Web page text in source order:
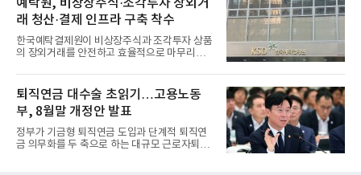
예탁원, 비상장주식·조각투자 장외거
래 청산·결제 인프라 구축 착수
한국예탁결제원이 비상장주식과 조각투자 상품
의 장외거래를 안전하고 효율적으로 마무리하기
퇴직연금 대수술 초읽기…고용노동
부, 8월말 개정안 발표
정부가 기금형 퇴직연금 도입과 단계적 퇴직연
금 의무화를 두 축으로 하는 대규모 근로자퇴직